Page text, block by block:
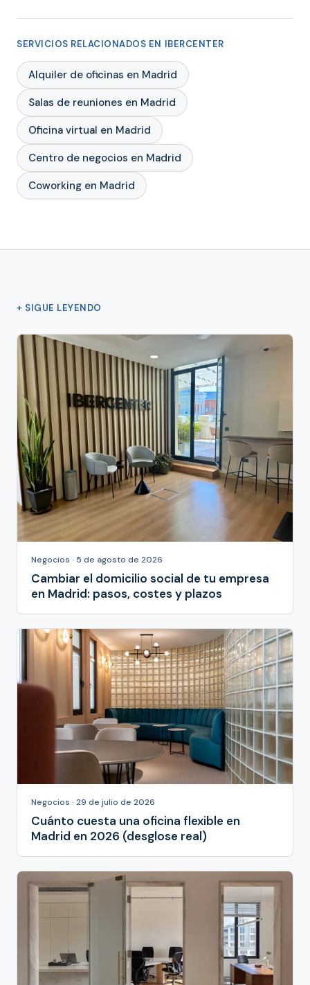
SERVICIOS RELACIONADOS EN IBERCENTER
Alquiler de oficinas en Madrid
Salas de reuniones en Madrid
Oficina virtual en Madrid
Centro de negocios en Madrid
Coworking en Madrid
+ SIGUE LEYENDO
Negocios · 5 de agosto de 2026
Cambiar el domicilio social de tu empresa
en Madrid: pasos, costes y plazos
Negocios · 29 de julio de 2026
Cuánto cuesta una oficina flexible en
Madrid en 2026 (desglose real)